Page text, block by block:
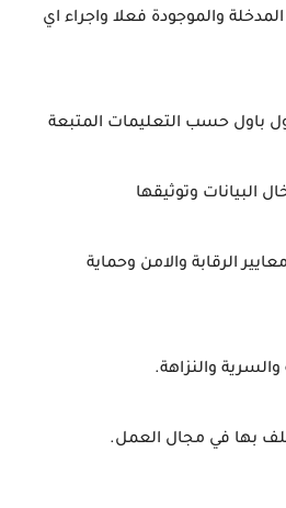
والموجودة فعلا واجراء اي
باول حسب التعليمات المتبعة
البيانات وتوثيقها
الرقابة والامن وحماية
والنزاهة.
بها في مجال العمل.